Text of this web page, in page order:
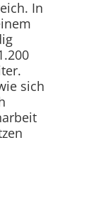
In
sich